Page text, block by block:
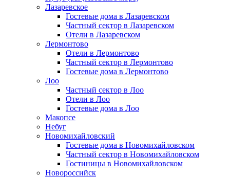
Лазаревское
Гостевые дома в Лазаревском
Частный сектор в Лазаревском
Отели в Лазаревском
Лермонтово
Отели в Лермонтово
Частный сектор в Лермонтово
Гостевые дома в Лермонтово
Лоо
Частный сектор в Лоо
Отели в Лоо
Гостевые дома в Лоо
Макопсе
Небуг
Новомихайловский
Гостевые дома в Новомихайловском
Частный сектор в Новомихайловском
Гостиницы в Новомихайловском
Новороссийск